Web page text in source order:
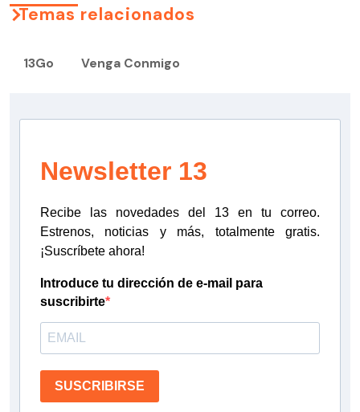
Temas relacionados
13Go Venga Conmigo
Newsletter 13
Recibe las novedades del 13 en tu correo.
Estrenos, noticias y más, totalmente gratis.
¡Suscríbete ahora!
Introduce tu dirección de e-mail para
suscribirte
SUSCRIBIRSE